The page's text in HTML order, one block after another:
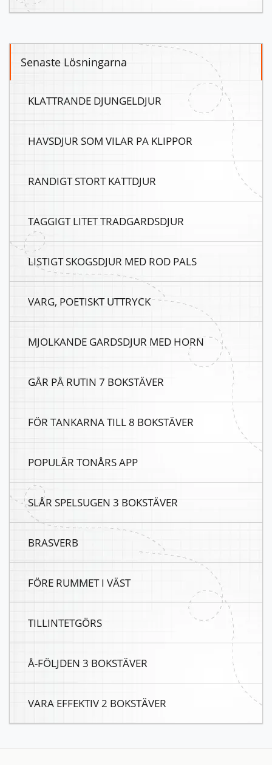
Senaste Lösningarna
KLATTRANDE DJUNGELDJUR
HAVSDJUR SOM VILAR PA KLIPPOR
RANDIGT STORT KATTDJUR
TAGGIGT LITET TRADGARDSDJUR
LISTIGT SKOGSDJUR MED ROD PALS
VARG, POETISKT UTTRYCK
MJOLKANDE GARDSDJUR MED HORN
GÅR PÅ RUTIN 7 BOKSTÄVER
FÖR TANKARNA TILL 8 BOKSTÄVER
POPULÄR TONÅRS APP
SLÅR SPELSUGEN 3 BOKSTÄVER
BRASVERB
FÖRE RUMMET I VÄST
TILLINTETGÖRS
Å-FÖLJDEN 3 BOKSTÄVER
VARA EFFEKTIV 2 BOKSTÄVER